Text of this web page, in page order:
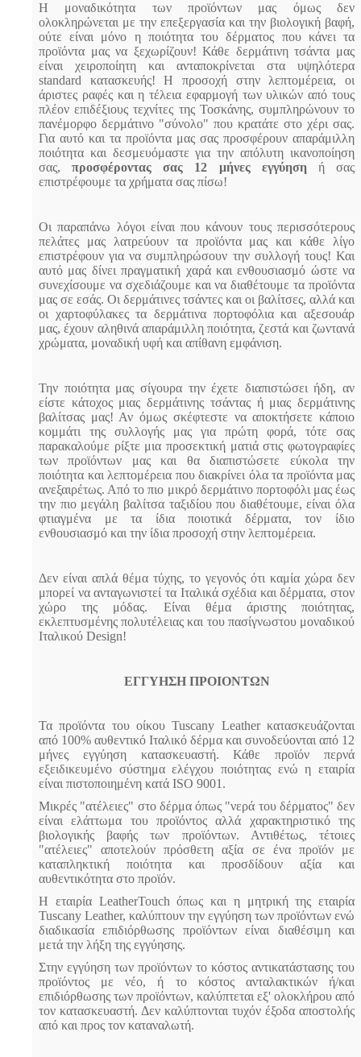
Η μοναδικότητα των προϊόντων μας όμως δεν
ολοκληρώνεται με την επεξεργασία και την βιολογική βαφή,
ούτε είναι μόνο η ποιότητα του δέρματος που κάνει τα
προϊόντα μας να ξεχωρίζουν! Κάθε δερμάτινη τσάντα μας
είναι χειροποίητη και ανταποκρίνεται στα υψηλότερα
standard κατασκευής! Η προσοχή στην λεπτομέρεια, οι
άριστες ραφές και η τέλεια εφαρμογή των υλικών από τους
πλέον επιδέξιους τεχνίτες της Τοσκάνης, συμπληρώνουν το
πανέμορφο δερμάτινο "σύνολο" που κρατάτε στο χέρι σας.
Για αυτό και τα προϊόντα μας σας προσφέρουν απαράμιλλη
ποιότητα και δεσμευόμαστε για την απόλυτη ικανοποίηση
σας,προσφέροντας σας 12 μήνες εγγύηση ή σας
επιστρέφουμε τα χρήματα σας πίσω!
Οι παραπάνω λόγοι είναι που κάνουν τους περισσότερους
πελάτες μας λατρεύουν τα προϊόντα μας και κάθε λίγο
επιστρέφουν για να συμπληρώσουν την συλλογή τους! Και
αυτό μας δίνει πραγματική χαρά και ενθουσιασμό ώστε να
συνεχίσουμε να σχεδιάζουμε και να διαθέτουμε τα προϊόντα
μας σε εσάς. Οι δερμάτινες τσάντες και οι βαλίτσες, αλλά και
οι χαρτοφύλακες τα δερμάτινα πορτοφόλια και αξεσουάρ
μας, έχουν αληθινά απαράμιλλη ποιότητα, ζεστά και ζωντανά
χρώματα, μοναδική υφή και απίθανη εμφάνιση.
Την ποιότητα μας σίγουρα την έχετε διαπιστώσει ήδη, αν
είστε κάτοχος μιας δερμάτινης τσάντας ή μιας δερμάτινης
βαλίτσας μας! Αν όμως σκέφτεστε να αποκτήσετε κάποιο
κομμάτι της συλλογής μας για πρώτη φορά, τότε σας
παρακαλούμε ρίξτε μια προσεκτική ματιά στις φωτογραφίες
των προϊόντων μας και θα διαπιστώσετε εύκολα την
ποιότητα και λεπτομέρεια που διακρίνει όλα τα προϊόντα μας
ανεξαιρέτως. Από το πιο μικρό δερμάτινο πορτοφόλι μας έως
την πιο μεγάλη βαλίτσα ταξιδίου που διαθέτουμε, είναι όλα
φτιαγμένα με τα ίδια ποιοτικά δέρματα, τον ίδιο
ενθουσιασμό και την ίδια προσοχή στην λεπτομέρεια.
Δεν είναι απλά θέμα τύχης, το γεγονός ότι καμία χώρα δεν
μπορεί να ανταγωνιστεί τα Ιταλικά σχέδια και δέρματα, στον
χώρο της μόδας. Είναι θέμα άριστης ποιότητας,
εκλεπτυσμένης πολυτέλειας και του πασίγνωστου μοναδικού
Ιταλικού Design!
ΕΓΓΥΗΣΗ ΠΡΟΙΟΝΤΩΝ
Τα προϊόντα του οίκου Tuscany Leather κατασκευάζονται
από 100% αυθεντικό Ιταλικό δέρμα και συνοδεύονται από 12
μήνες εγγύηση κατασκευαστή. Κάθε προϊόν περνά
εξειδικευμένο σύστημα ελέγχου ποιότητας ενώ η εταιρία
είναι πιστοποιημένη κατά ISO 9001.
Μικρές "ατέλειες" στο δέρμα όπως "νερά του δέρματος" δεν
είναι ελάττωμα του προϊόντος αλλά χαρακτηριστικό της
βιολογικής βαφής των προϊόντων. Αντιθέτως, τέτοιες
"ατέλειες" αποτελούν πρόσθετη αξία σε ένα προϊόν με
καταπληκτική ποιότητα και προσδίδουν αξία και
αυθεντικότητα στο προϊόν.
Η εταιρία LeatherTouch όπως και η μητρική της εταιρία
Tuscany Leather, καλύπτουν την εγγύηση των προϊόντων ενώ
διαδικασία επιδιόρθωσης προϊόντων είναι διαθέσιμη και
μετά την λήξη της εγγύησης.
Στην εγγύηση των προϊόντων το κόστος αντικατάστασης του
προϊόντος με νέο, ή το κόστος ανταλακτικών ή/και
επιδιόρθωσης των προϊόντων, καλύπτεται εξ' ολοκλήρου από
τον κατασκευαστή. Δεν καλύπτονται τυχόν έξοδα αποστολής
από και προς τον καταναλωτή.